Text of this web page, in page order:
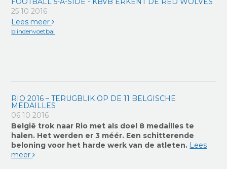
25 10 2016
Lees meer
blindenvoetbal
RIO 2016 – TERUGBLIK OP DE 11 BELGISCHE
MEDAILLES
06 10 2016
België trok naar Rio met als doel 8 medailles te
halen. Het werden er 3 méér. Een schitterende
beloning voor het harde werk van de atleten. Lees
meer